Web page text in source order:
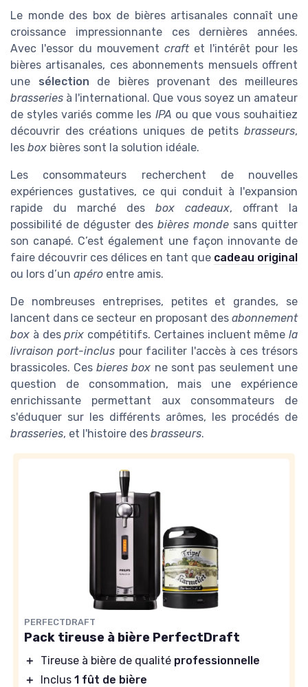
Le monde des box de bières artisanales connaît une
croissance impressionnante ces dernières années.
Avec l'essor du mouvement craftet l'intérêt pour les
bières artisanales, ces abonnements mensuels offrent
une sélection de bières provenant des meilleures
brasseries à l'international. Que vous soyez un amateur
de styles variés comme les IPA ou que vous souhaitiez
découvrir des créations uniques de petits brasseurs,
les box bières sont la solution idéale.
Les consommateurs recherchent de nouvelles
expériences gustatives, ce qui conduit à l'expansion
rapide du marché des box cadeaux, offrant la
possibilité de déguster des bières monde sans quitter
son canapé. C’est également une façon innovante de
faire découvrir ces délices en tant que cadeau original
ou lors d’un apéro entre amis.
De nombreuses entreprises, petites et grandes, se
lancent dans ce secteur en proposant des abonnement
box à desprix compétitifs. Certaines incluent même la
livraison port-inclus pour faciliter l'accès à ces trésors
brassicoles. Cesbieres box ne sont pas seulement une
question de consommation, mais une expérience
enrichissante permettant aux consommateurs de
s'éduquer sur les différents arômes, les procédés de
brasseries, et l'histoire des brasseurs.
PERFECTDRAFT
Pack tireuse à bière PerfectDraft
＋ Tireuse à bière de qualité professionnelle
＋
Inclus 1 fût de bière